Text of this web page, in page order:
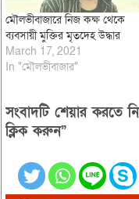
মৌলভীবাজারে নিজ কক্ষ থেকে
ব্যবসায়ী মুক্তির মৃতদেহ উদ্ধার
March 17, 2021
In "মৌলভীবাজার"
সংবাদটি শেয়ার করতে
ক্লিক করুন”